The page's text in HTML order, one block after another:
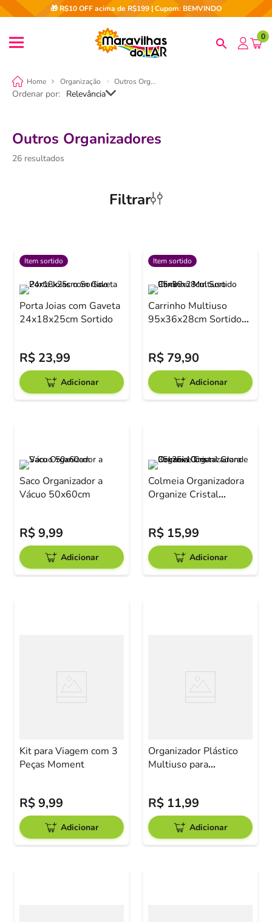
🎁 R$10 OFF acima de R$199 | Cupom: BEMVINDO
0
Organização Outros Organizadores
Ordenar por Relevância
Outros Organizadores
26
Filtrar
Item sortido
Porta Joias com Gaveta
24x18x25cm Sortido
R$ 23,99
Adicionar
Item sortido
Carrinho Multiuso
95x36x28cm Sortido
R$ 79,90
Adicionar
Saco Organizador a
Vácuo 50x60cm
R$9,99
Adicionar
Colmeia Organizadora
Organize Cristal
R$ 15,99
Adicionar
Kit para Viagem com 3
Peças Moment
R$9,99
Adicionar
Organizador Plástico
Multiuso para
R$ 11,99
Adicionar